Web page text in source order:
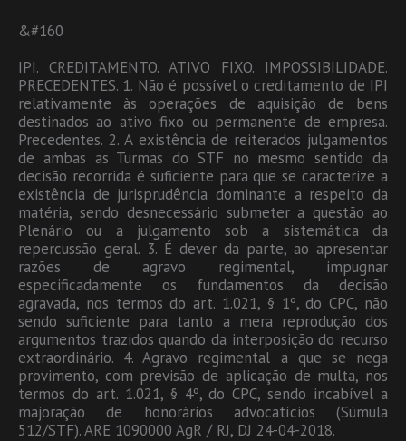
&#160
IPI. CREDITAMENTO. ATIVO FIXO. IMPOSSIBILIDADE.
PRECEDENTES. 1. Não é possível o creditamento de IPI
relativamente às operações de aquisição de bens
destinados ao ativo fixo ou permanente de empresa.
Precedentes. 2. A existência de reiterados julgamentos
de ambas as Turmas do STF no mesmo sentido da
decisão recorrida é suficiente para que se caracterize a
existência de jurisprudência dominante a respeito da
matéria, sendo desnecessário submeter a questão ao
Plenário ou a julgamento sob a sistemática da
repercussão geral. 3. É dever da parte, ao apresentar
razões de agravo regimental, impugnar
especificadamente os fundamentos da decisão
agravada, nos termos do art. 1.021, § 1º, do CPC, não
sendo suficiente para tanto a mera reprodução dos
argumentos trazidos quando da interposição do recurso
extraordinário. 4. Agravo regimental a que se nega
provimento, com previsão de aplicação de multa, nos
termos do art. 1.021, § 4º, do CPC, sendo incabível a
majoração de honorários advocatícios (Súmula
512/STF). ARE 1090000 AgR / RJ, DJ 24-04-2018.